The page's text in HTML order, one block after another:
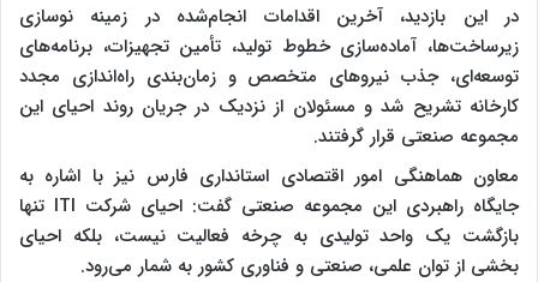
در این بازدید، آخرین اقدامات انجام‌شده در زمینه نوسازی
زیرساخت‌ها، آماده‌سازی خطوط تولید، تأمین تجهیزات، برنامه‌های
توسعه‌ای، جذب نیروهای متخصص و زمان‌بندی راه‌اندازی مجدد
کارخانه تشریح شد و مسئولان از نزدیک در جریان روند احیای این
مجموعه صنعتی قرار گرفتند.
معاون هماهنگی امور اقتصادی استانداری فارس نیز با اشاره به
جایگاه راهبردی این مجموعه صنعتی گفت: احیای شرکت ITI تنها
بازگشت یک واحد تولیدی به چرخه فعالیت نیست، بلکه احیای
بخشی از توان علمی، صنعتی و فناوری کشور به شمار می‌رود.